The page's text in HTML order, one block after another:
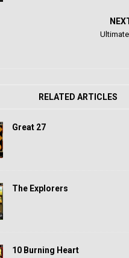
RELATED ARTICLES
Great 27
The Explorers
10 Burning Heart